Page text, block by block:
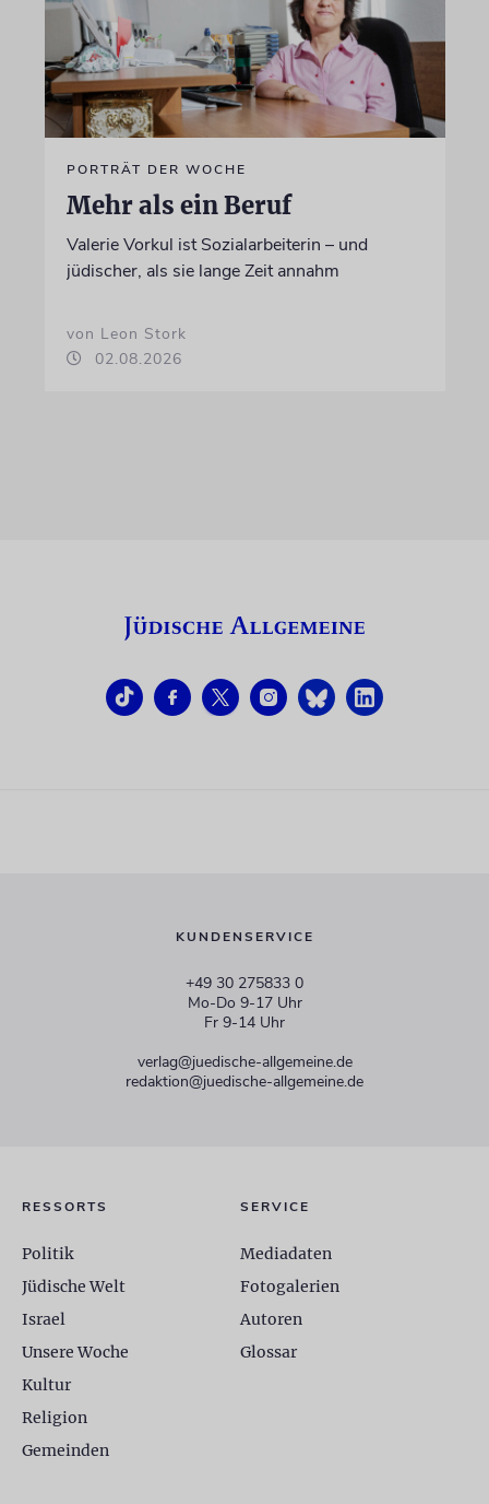
PORTRÄT DER WOCHE
Mehr als ein Beruf
Valerie Vorkul ist Sozialarbeiterin – und
jüdischer, als sie lange Zeit annahm
von Leon Stork
02.08.2026
KUNDENSERVICE
+49 30 275833 0
Mo-Do 9-17 Uhr
Fr 9-14 Uhr
verlag@juedische-allgemeine.de
redaktion@juedische-allgemeine.de
RESSORTS
Politik
Jüdische Welt
Israel
Unsere Woche
Kultur
Religion
Gemeinden
SERVICE
Mediadaten
Fotogalerien
Autoren
Glossar